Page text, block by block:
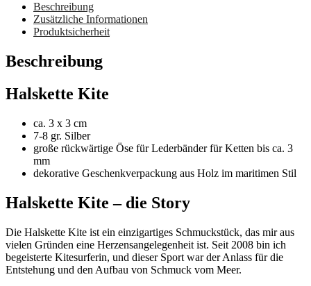
Beschreibung
Zusätzliche Informationen
Produktsicherheit
Beschreibung
Halskette Kite
ca. 3 x 3 cm
7-8 gr. Silber
große rückwärtige Öse für Lederbänder für Ketten bis ca. 3
mm
dekorative Geschenkverpackung aus Holz im maritimen Stil
Halskette Kite – die Story
Die Halskette Kite ist ein einzigartiges Schmuckstück, das mir aus
vielen Gründen eine Herzensangelegenheit ist. Seit 2008 bin ich
begeisterte Kitesurferin, und dieser Sport war der Anlass für die
Entstehung und den Aufbau von Schmuck vom Meer.